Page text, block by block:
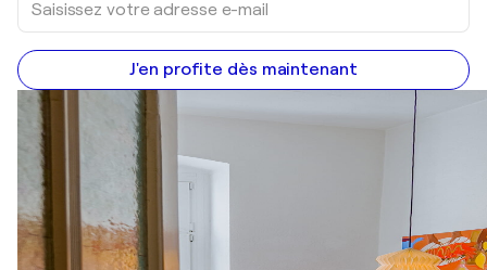
J'en profite dès maintenant